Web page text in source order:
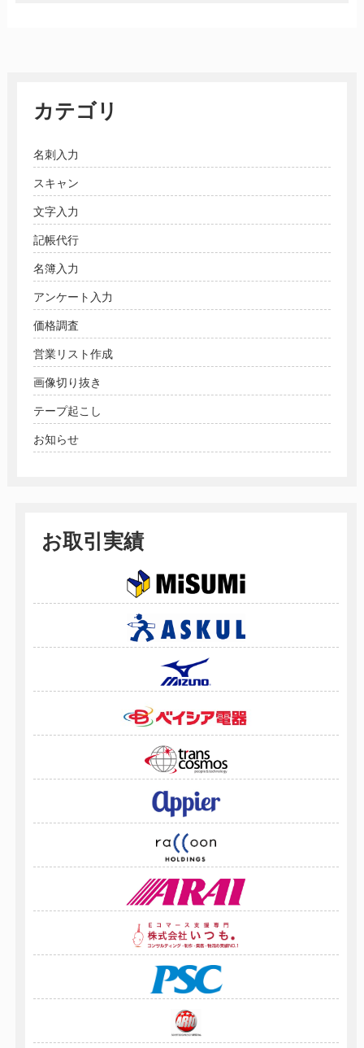
カテゴリ
名刺入力
スキャン
文字入力
記帳代行
名簿入力
アンケート入力
価格調査
営業リスト作成
画像切り抜き
テープ起こし
お知らせ
お取引実績